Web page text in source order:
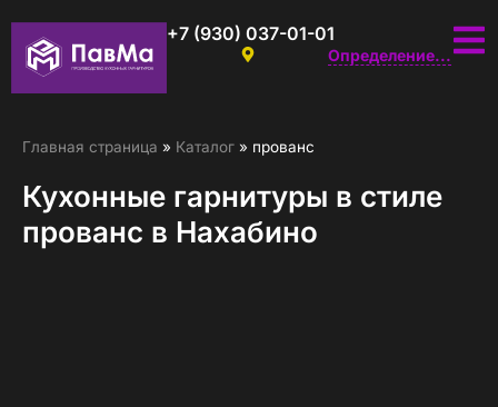
+7 (930) 037-01-01
Определение...
Главная страница » Каталог » прованс
Кухонные гарнитуры в стиле
прованс в Нахабино